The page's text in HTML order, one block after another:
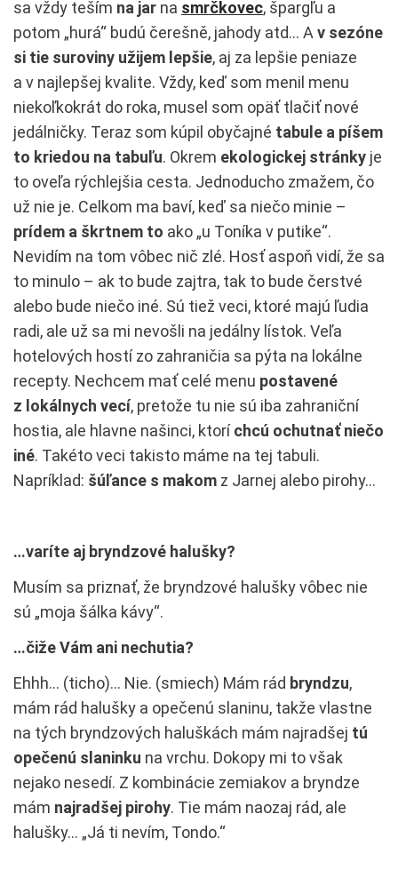
sa vždy teším na jar na smrčkovec, špargľu a
potom „hurá“ budú čerešně, jahody atd… A v sezóne
si tie suroviny užijem lepšie, aj za lepšie peniaze
a v najlepšej kvalite. Vždy, keď som menil menu
niekoľkokrát do roka, musel som opäť tlačiť nové
jedálničky. Teraz som kúpil obyčajné tabule a píšem
to kriedou na tabuľu. Okrem ekologickej stránky je
to oveľa rýchlejšia cesta. Jednoducho zmažem, čo
už nie je. Celkom ma baví, keď sa niečo minie –
prídem a škrtnem to ako „u Toníka v putike“.
Nevidím na tom vôbec nič zlé. Hosť aspoň vidí, že sa
to minulo – ak to bude zajtra, tak to bude čerstvé
alebo bude niečo iné. Sú tiež veci, ktoré majú ľudia
radi, ale už sa mi nevošli na jedálny lístok. Veľa
hotelových hostí zo zahraničia sa pýta na lokálne
recepty. Nechcem mať celé menu postavené
z lokálnych vecí, pretože tu nie sú iba zahraniční
hostia, ale hlavne našinci, ktoríchcú ochutnať niečo
iné. Takéto veci takisto máme na tej tabuli.
Napríklad: šúľance s makom z Jarnej alebo pirohy…
…varíte aj bryndzové halušky?
Musím sa priznať, že bryndzové halušky vôbec nie
sú „moja šálka kávy“.
…čiže Vám ani nechutia?
Ehhh… (ticho)… Nie. (smiech) Mám rád bryndzu,
mám rád halušky a opečenú slaninu, takže vlastne
na tých bryndzových haluškách mám najradšej tú
opečenú slaninku na vrchu. Dokopy mi to však
nejako nesedí. Z kombinácie zemiakov a bryndze
mám najradšej pirohy. Tie mám naozaj rád, ale
halušky… „Já ti nevím, Tondo.“